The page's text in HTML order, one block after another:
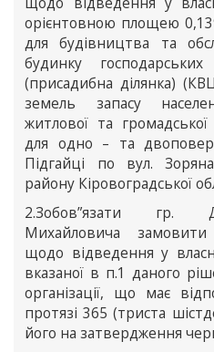
орієнтовною площею
для будівництва та
будинку
(присадибна ділянка)
земель запасу
житлової та
для одно – та
Підгайці по вул.
району Кіровоградської
2.Зобов”язати гр.
Михайловича
щодо відведення у
вказаної в п.1 даного
організації, що має
протязі 365 (триста
його на затвердження